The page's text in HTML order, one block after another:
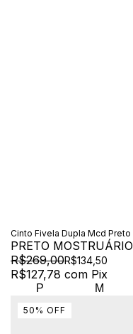
Cinto Fivela Dupla Mcd Preto
PRETO MOSTRUÁRIO
R$269,00R$134,50
R$127,78 com Pix
P M
50 % OFF